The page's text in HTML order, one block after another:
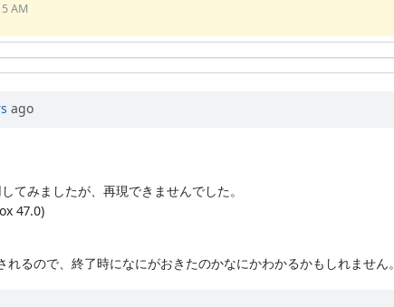
AM
ago
みましたが、再現できませんでした。
47.0)
るので、終了時になにがおきたのかなにかわかるかもしれません。